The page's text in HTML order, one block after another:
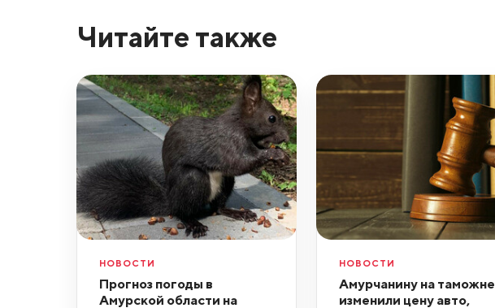
Читайте также
НОВОСТИ
Прогноз погоды в
Амурской области на
НОВОСТИ
Амурчанину на таможне
изменили цену авто,